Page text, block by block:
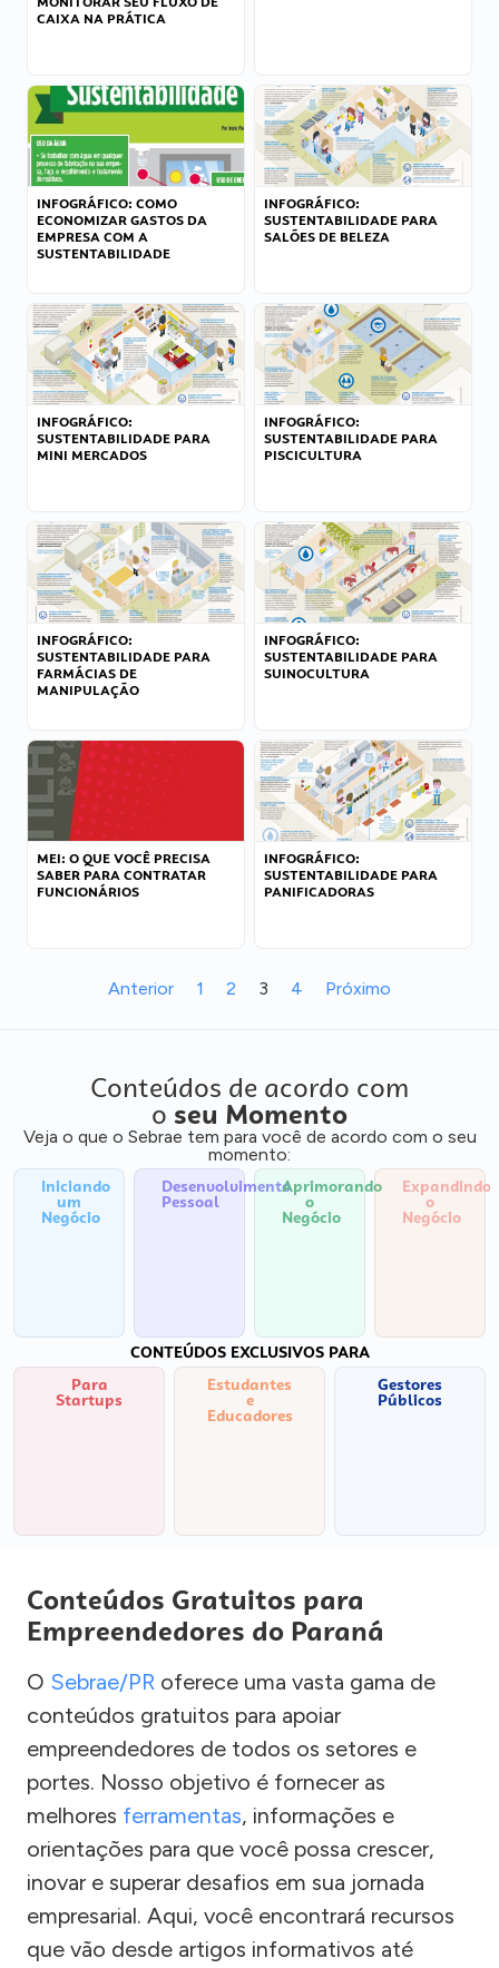
CAIXA NA PRÁTICA
INFOGRÁFICO: COMO
ECONOMIZAR GASTOS DA
EMPRESA COM A
SUSTENTABILIDADE
INFOGRÁFICO:
SUSTENTABILIDADE PARA
SALÕES DE BELEZA
INFOGRÁFICO:
SUSTENTABILIDADE PARA
MINI MERCADOS
INFOGRÁFICO:
SUSTENTABILIDADE PARA
PISCICULTURA
INFOGRÁFICO:
SUSTENTABILIDADE PARA
FARMÁCIAS DE
MANIPULAÇÃO
INFOGRÁFICO:
SUSTENTABILIDADE PARA
SUINOCULTURA
MEI: O QUE VOCÊ PRECISA
SABER PARA CONTRATAR
FUNCIONÁRIOS
INFOGRÁFICO:
SUSTENTABILIDADE PARA
PANIFICADORAS
Anterior 1 2 3 4 Próximo
Conteúdos de acordo com
o seu Momento
Veja o que o Sebrae tem para você de acordo com o seu
momento:
Iniciando
um
Negócio
Desenvolvimento
Pessoal
Aprimorando
o
Negócio
Expandindo
o
Negócio
CONTEÚDOS EXCLUSIVOS PARA
Para
Startups
Estudantes
e
Educadores
Gestores
Públicos
Conteúdos Gratuitos para
Empreendedores do Paraná
O Sebrae/PR oferece uma vasta gama de
conteúdos gratuitos para apoiar
empreendedores de todos os setores e
portes. Nosso objetivo é fornecer as
melhores ferramentas, informações e
orientações para que você possa crescer,
inovar e superar desafios em sua jornada
empresarial. Aqui, você encontrará recursos
que vão desde artigos informativos até